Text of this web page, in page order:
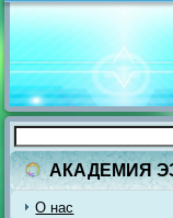
АКАДЕМИЯ
О нас